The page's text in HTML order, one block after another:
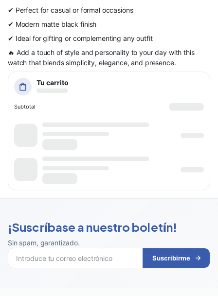
✔ Perfect for casual or formal occasions
✔ Modern matte black finish
✔ Ideal for gifting or complementing any outfit
🔥 Add a touch of style and personality to your day with this
watch that blends simplicity, elegance, and presence.
Tu carrito
Subtotal
¡Suscríbase a nuestro boletín!
Sin spam, garantizado.
Suscribirme